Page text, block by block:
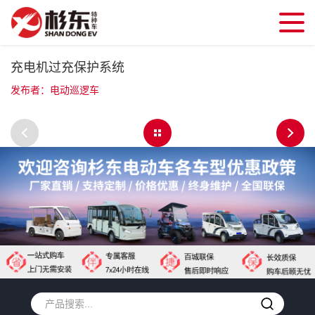
充电机过充保护系统
发布者：电动巡逻车